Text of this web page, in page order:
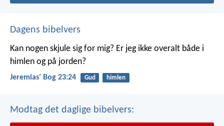
Dagens bibelvers
Kan nogen skjule sig for mig? Er jeg ikke overalt både i
himlen og på jorden?
Jeremiasʼ Bog 23:24 Gud himlen
Modtag det daglige bibelvers: